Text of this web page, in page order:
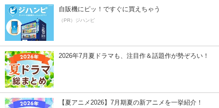
自販機にピッ！ですぐに買えちゃう
（PR）ジハンピ
2026年7月夏ドラマも、注目作＆話題作が勢ぞろい！
【夏アニメ2026】7月期夏の新アニメを一挙紹介！